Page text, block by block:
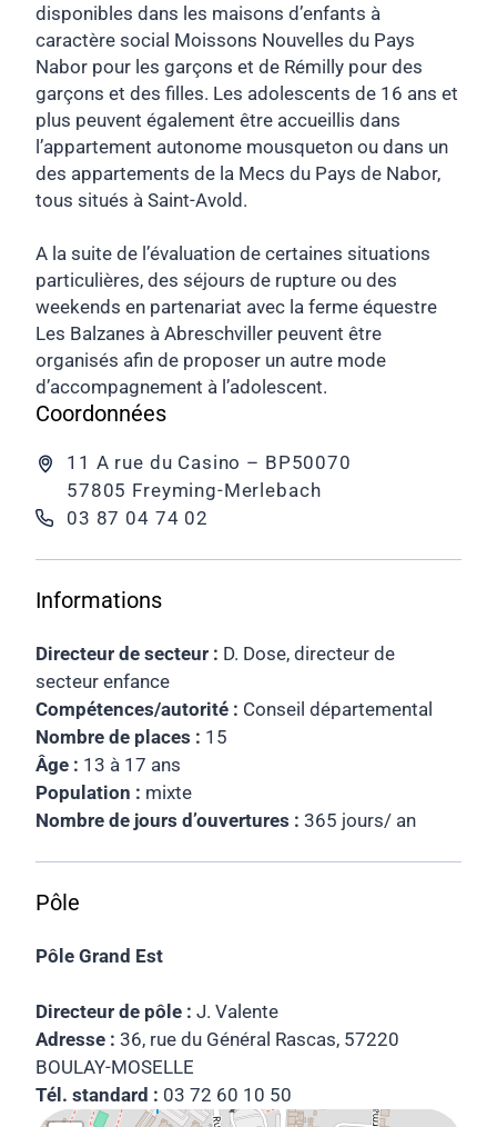
disponibles dans les maisons d’enfants à
caractère social Moissons Nouvelles du Pays
Nabor pour les garçons et de Rémilly pour des
garçons et des filles. Les adolescents de 16 ans et
plus peuvent également être accueillis dans
l’appartement autonome mousqueton ou dans un
des appartements de la Mecs du Pays de Nabor,
tous situés à Saint-Avold.
A la suite de l’évaluation de certaines situations
particulières, des séjours de rupture ou des
weekends en partenariat avec la ferme équestre
Les Balzanes à Abreschviller peuvent être
organisés afin de proposer un autre mode
d’accompagnement à l’adolescent.
Coordonnées
11 A rue du Casino – BP50070
57805 Freyming-Merlebach
03 87 04 74 02
Informations
Directeur de secteur : D. Dose, directeur de
secteur enfance
Compétences/autorité : Conseil départemental
Nombre de places : 15
Âge : 13 à 17 ans
Population : mixte
Nombre de jours d’ouvertures : 365 jours/ an
Pôle
Pôle Grand Est
Directeur de pôle : J. Valente
Adresse : 36, rue du Général Rascas, 57220
BOULAY-MOSELLE
Tél. standard : 03 72 60 10 50